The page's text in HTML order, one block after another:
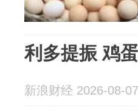
利多
新浪财经 2026-08-07